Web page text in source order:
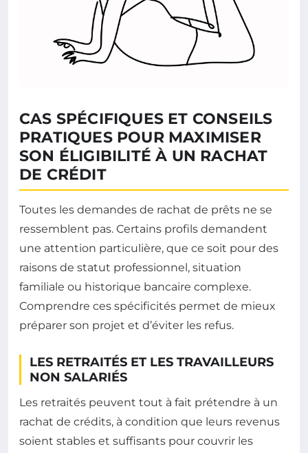
CAS SPÉCIFIQUES ET CONSEILS
PRATIQUES POUR MAXIMISER
SON ÉLIGIBILITÉ À UN RACHAT
DE CRÉDIT
Toutes les demandes de rachat de prêts ne se
ressemblent pas. Certains profils demandent
une attention particulière, que ce soit pour des
raisons de statut professionnel, situation
familiale ou historique bancaire complexe.
Comprendre ces spécificités permet de mieux
préparer son projet et d’éviter les refus.
LES RETRAITÉS ET LES TRAVAILLEURS
NON SALARIÉS
Les retraités peuvent tout à fait prétendre à un
rachat de crédits, à condition que leurs revenus
soient stables et suffisants pour couvrir les